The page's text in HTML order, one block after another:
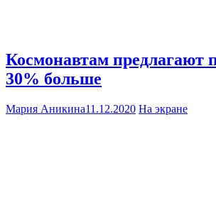
Космонавтам предлагают
30% больше
Мария Аникина11.12.2020 На экране